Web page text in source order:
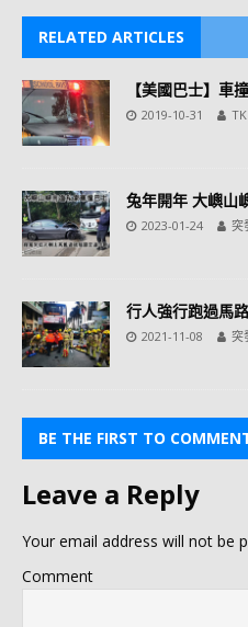
RELATED ARTICLES
【美國巴士】車
2019-10-31 TK
兔年開年 大嶼山
2023-01-24 突
行人強行跑過馬
2021-11-08 突
BE THE FIRST TO
Leave a Reply
Your email address will not be
Comment